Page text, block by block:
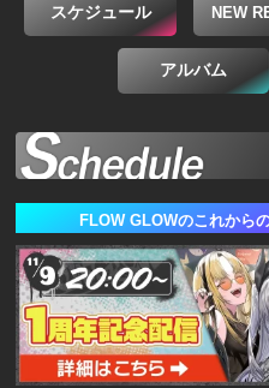
スケジュール NEW
アルバム
FLOW GLOWのこれから